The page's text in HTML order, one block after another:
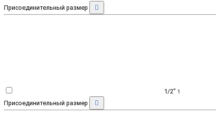
Присоединительный размер
1/2" 1
Присоединительный размер